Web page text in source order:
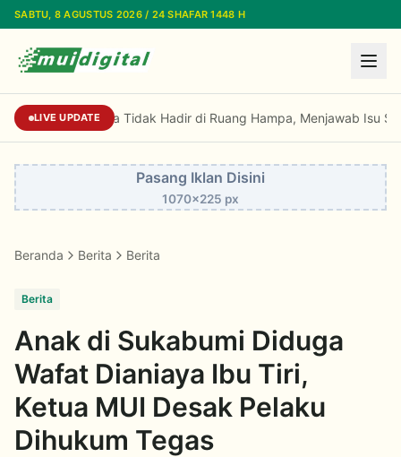
Lewati ke konten utama
SABTU, 8 AGUSTUS 2026 / 24 SHAFAR 1448 H
LIVE UPDATE Sekjen MUI: Fatwa Tidak Hadir di Ruang
Pasang Iklan Disini
1070x225 px
Beranda Berita Berita
Berita
Anak di Sukabumi Diduga
Wafat Dianiaya Ibu Tiri,
Ketua MUI Desak Pelaku
Dihukum Tegas